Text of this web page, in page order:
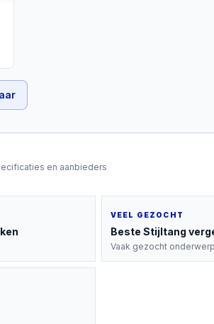
en aanbieders
VEEL GEZOCHT
Beste Stijltang
Vaak gezocht onderwerp